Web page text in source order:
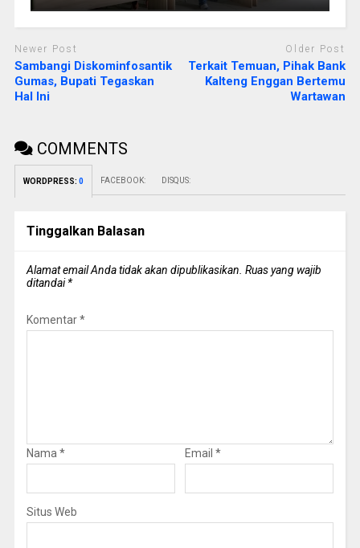
Newer Post
Sambangi Diskominfosantik
Gumas, Bupati Tegaskan
Hal Ini
Older Post
Terkait Temuan, Pihak Bank
Kalteng Enggan Bertemu
Wartawan
COMMENTS
WORDPRESS: 0 FACEBOOK: DISQUS:
Tinggalkan Balasan
Alamat email Anda tidak akan dipublikasikan. Ruas yang wajib
ditandai*
Komentar*
Nama * Email *
Situs Web